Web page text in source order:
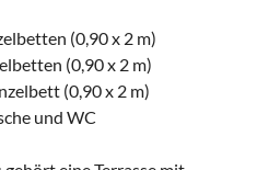
(0,90 x 2 m)
(0,90 x 2 m)
(0,90 x 2 m)
und WC